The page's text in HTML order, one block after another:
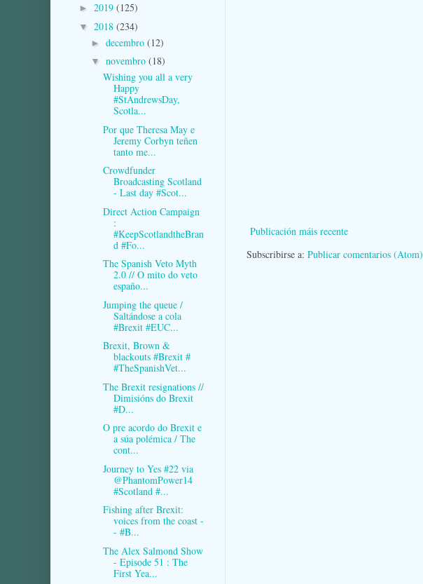
Publicación máis recente
Subscribirse a: Publicar comentarios (Atom)
► 2019 (125)
▼ 2018 (234)
► decembro (12)
▼ novembro (18)
Wishing you all a very
Happy
#StAndrewsDay,
Scotla...
Por que Theresa May e
Jeremy Corbyn teñen
tanto me...
Crowdfunder
Broadcasting Scotland
- Last day #Scot...
Direct Action Campaign
:
#KeepScotlandtheBran
d #Fo...
The Spanish Veto Myth
2.0 // O mito do veto
españo...
Jumping the queue /
Saltándose a cola
#Brexit #EUC...
Brexit, Brown &
blackouts #Brexit #
#TheSpanishVet...
The Brexit resignations //
Dimisións do Brexit
#D...
O pre acordo do Brexit e
a súa polémica / The
cont...
Journey to Yes #22 via
@PhantomPower14
#Scotland #...
Fishing after Brexit:
voices from the coast -
- #B...
The Alex Salmond Show
- Episode 51 : The
First Yea...